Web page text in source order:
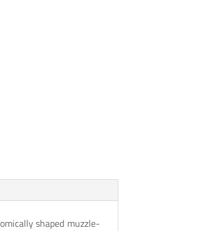
shaped muzzle-